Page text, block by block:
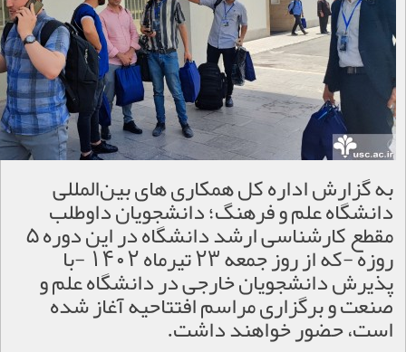
به گزارش اداره کل همکاری ‌های بین‌المللی
دانشگاه علم و فرهنگ؛ دانشجویان داوطلب
مقطع کارشناسی ارشد دانشگاه در این دوره 5
روزه -که از روز جمعه 23 تیرماه 1402 -با
پذیرش دانشجویان خارجی در دانشگاه علم و
صنعت و برگزاری مراسم افتتاحیه آغاز شده
است، حضور خواهند داشت.